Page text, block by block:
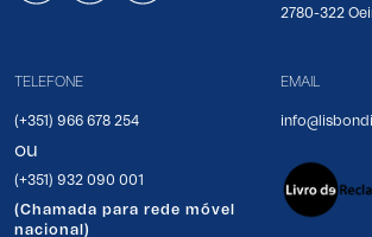
2780-322
TELEFONE
(+351) 966 678 254
ou
(+351) 932 090 001
(Chamada para rede móvel
nacional)
EMAIL